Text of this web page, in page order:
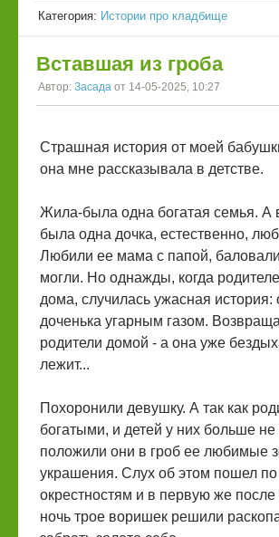
Категория: Истории про кладбище
Вставшая из гроба
Автор: Засада от 14-05-2025, 10:27
Страшная история от моей
она мне рассказывала в детстве.
Жила-была одна богатая семья. А
была одна дочка, естественно,
Любили ее мама с папой, баловали
могли. Но однажды, когда
дома, случилась ужасная история:
доченька угарным газом.
родители домой - а она уже
лежит...
Похоронили девушку. А так как
богатыми, и детей у них больше
положили они в гроб ее любимые
украшения. Слух об этом пошел по
окрестностям и в первую же после
ночь трое воришек решили